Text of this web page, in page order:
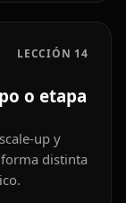
LECCIÓN 14
o etapa
up y
distinta